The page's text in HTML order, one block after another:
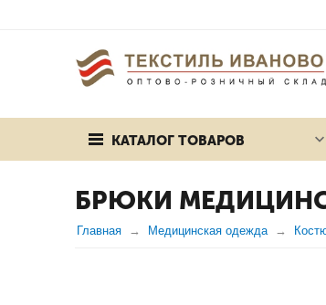
КАТАЛОГ ТОВАРОВ
БРЮКИ
Главная Медицинская одежда